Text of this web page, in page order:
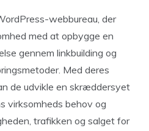
webbureau, der
med at opbygge en
gennem linkbuilding og
Med deres
de udvikle en skræddersyet
virksomheds behov og
trafikken og salget for